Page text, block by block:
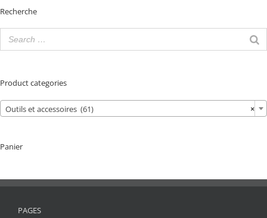
Recherche
Product categories
×
Outils et accessoires (61)
Panier
PAGES